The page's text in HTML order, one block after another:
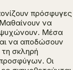
πρόσφυγες
να
Μέσα
να αποδώσουν
σκληρή
Οι